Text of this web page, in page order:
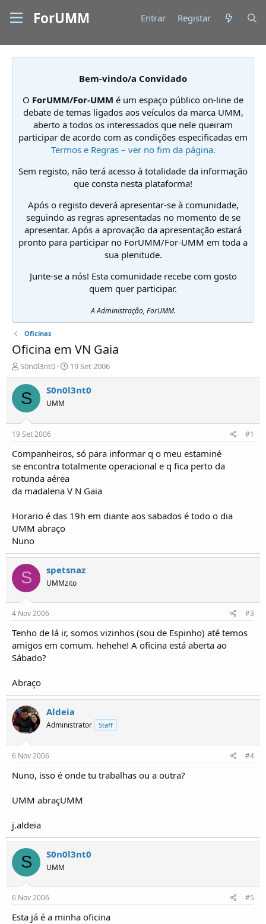
ForUMM Entrar Registar
Bem-vindo/a Convidado
O ForUMM/For-UMM é um espaço público on-line de
debate de temas ligados aos veículos da marca UMM,
aberto a todos os interessados que nele queiram
participar de acordo com as condições especificadas em
Termos e Regras – ver no fim da página.
Sem registo, não terá acesso à totalidade da informação
que consta nesta plataforma!
Após o registo deverá apresentar-se à comunidade,
seguindo as regras apresentadas no momento de se
apresentar. Após a aprovação da apresentação estará
pronto para participar no ForUMM/For-UMM em toda a
sua plenitude.
Junte-se a nós! Esta comunidade recebe com gosto
quem quer participar.
A Administração, ForUMM.
Oficinas
Oficina em VN Gaia
I
n
i
c
i
d
o
r
e
T
ó
i
c
s
S0n0l3nt0
D
a
t
í
c
i
19 Set 2006
S S0n0l3nt0
UMM
19 Set 2006 #1
Companheiros, só para informar q o meu estaminé
se encontra totalmente operacional e q fica perto da
rotunda aérea
da madalena V N Gaia
Horario é das 19h em diante aos sabados é todo o dia
UMM abraço
Nuno
S spetsnaz
UMMzito
4 Nov 2006 #3
Tenho de lá ir, somos vizinhos (sou de Espinho) até temos
amigos em comum. hehehe! A oficina está aberta ao
Sábado?
Abraço
Aldeia
Administrator Staff
6 Nov 2006 #4
Nuno, isso é onde tu trabalhas ou a outra?
UMM abraçUMM
j.aldeia
S S0n0l3nt0
UMM
6 Nov 2006 #5
Esta já é a minha oficina